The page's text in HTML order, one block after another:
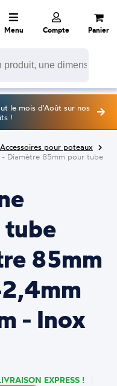
Menu Compte Panier
le mois d'Août sur nos
!
Accessoires pour poteaux
Diamètre 85mm pour tube
tube
85mm
- Inox
EXPRESS !